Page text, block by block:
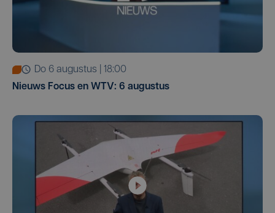
do 6 augustus | 18:00
Nieuws Focus en WTV: 6 augustus